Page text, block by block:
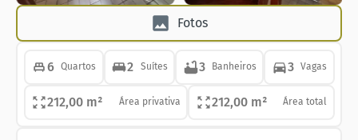
Fotos
6 Quartos 2 Suítes 3 Banheiros 3 Vagas
212,00 m² Área privativa 212,00 m² Área total